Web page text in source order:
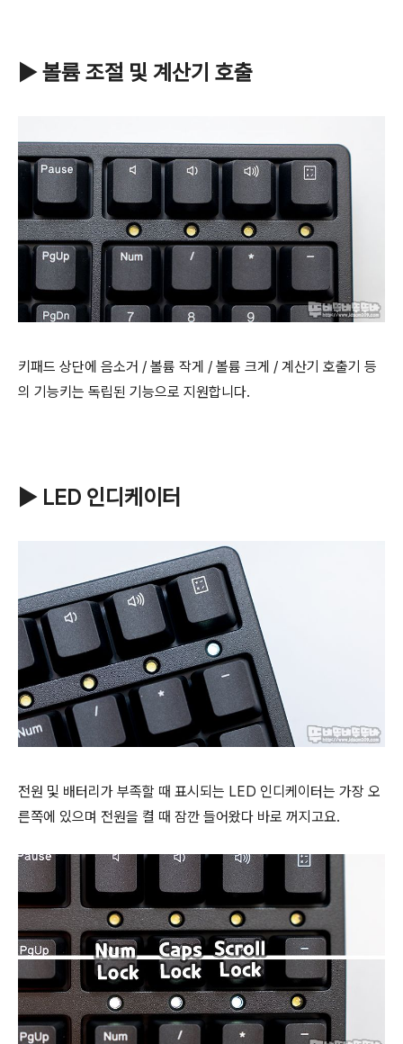
▶ 볼륨 조절 및 계산기 호출
키패드 상단에 음소거 / 볼륨 작게 / 볼륨 크게 / 계산기 호출기 등
의 기능키는 독립된 기능으로 지원합니다.
▶ LED 인디케이터
전원 및 배터리가 부족할 때 표시되는 LED 인디케이터는 가장 오
른쪽에 있으며 전원을 켤 때 잠깐 들어왔다 바로 꺼지고요.